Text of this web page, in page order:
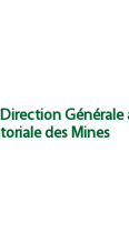
Générale
des Mines